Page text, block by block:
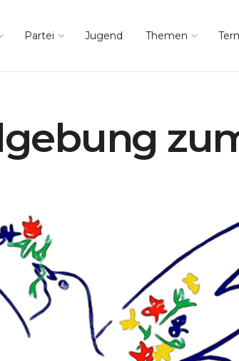
Partei Jugend Themen